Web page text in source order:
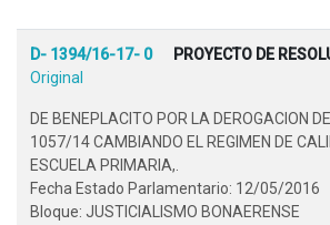
D- 1394/16-17- 0 PROYECTO DE
Original
DE BENEPLACITO POR LA DEROGACION
1057/14 CAMBIANDO EL REGIMEN DE
ESCUELA PRIMARIA,.
Fecha Estado Parlamentario: 12/05/2016
Bloque: JUSTICIALISMO BONAERENSE